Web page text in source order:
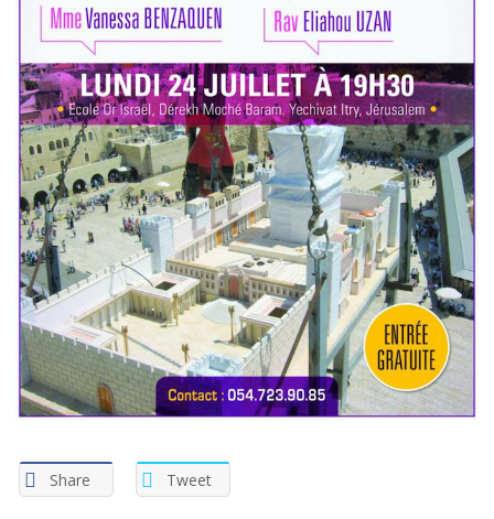
Share Tweet